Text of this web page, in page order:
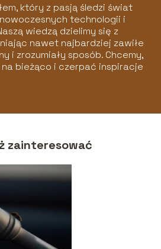
który z pasją śledzi świat
technologii i
wiedzą dzielimy się z
nawet najbardziej zawiłe
i zrozumiały sposób. Chcemy,
na bieżąco i czerpać inspiracje
zainteresować